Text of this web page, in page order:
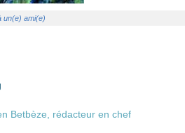
un(e) ami(e)
Betbèze, rédacteur en chef